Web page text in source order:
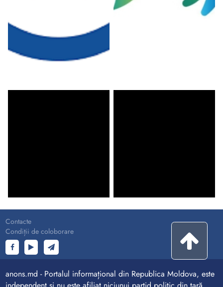
Contacte
Condiții de coloborare
anons.md - Portalul informațional din Republica Moldova, este